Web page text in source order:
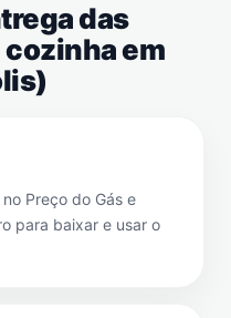
das
cozinha em
Preço do Gás e
para baixar e usar o